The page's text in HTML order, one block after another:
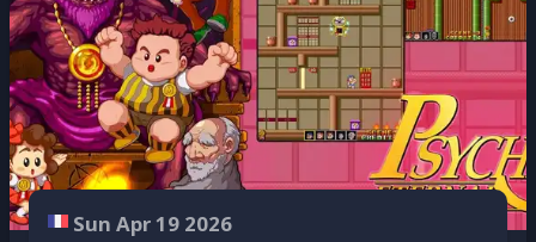
Sun Apr 19 2026